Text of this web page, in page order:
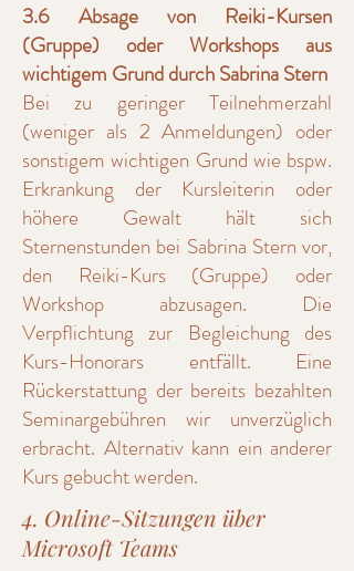
3.6 Absage von Reiki-Kursen
(Gruppe) oder Workshops aus
wichtigem Grund durch Sabrina Stern
Bei zu geringer Teilnehmerzahl
(weniger als 2 Anmeldungen) oder
sonstigem wichtigen Grund wie bspw.
Erkrankung der Kursleiterin oder
höhere Gewalt hält sich
Sternenstunden bei Sabrina Stern vor,
den Reiki-Kurs (Gruppe) oder
Workshop abzusagen. Die
Verpflichtung zur Begleichung des
Kurs-Honorars entfällt. Eine
Rückerstattung der bereits bezahlten
Seminargebühren wir unverzüglich
erbracht. Alternativ kann ein anderer
Kurs gebucht werden.
4. Online-Sitzungen über
Microsoft Teams